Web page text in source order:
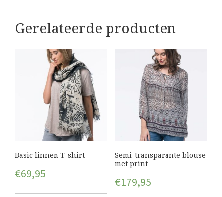
Gerelateerde producten
Basic linnen T-shirt
€69,95
Semi-transparante blouse
met print
€179,95